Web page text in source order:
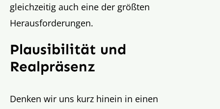
gleichzeitig auch eine der größten
Herausforderungen.
Plausibilität und
Realpräsenz
Denken wir uns kurz hinein in einen